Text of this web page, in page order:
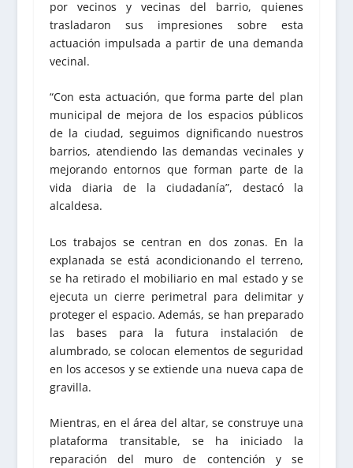
por vecinos y vecinas del barrio, quienes
trasladaron sus impresiones sobre esta
actuación impulsada a partir de una demanda
vecinal.
“Con esta actuación, que forma parte del plan
municipal de mejora de los espacios públicos
de la ciudad, seguimos dignificando nuestros
barrios, atendiendo las demandas vecinales y
mejorando entornos que forman parte de la
vida diaria de la ciudadanía”, destacó la
alcaldesa.
Los trabajos se centran en dos zonas. En la
explanada se está acondicionando el terreno,
se ha retirado el mobiliario en mal estado y se
ejecuta un cierre perimetral para delimitar y
proteger el espacio. Además, se han preparado
las bases para la futura instalación de
alumbrado, se colocan elementos de seguridad
en los accesos y se extiende una nueva capa de
gravilla.
Mientras, en el área del altar, se construye una
plataforma transitable, se ha iniciado la
reparación del muro de contención y se